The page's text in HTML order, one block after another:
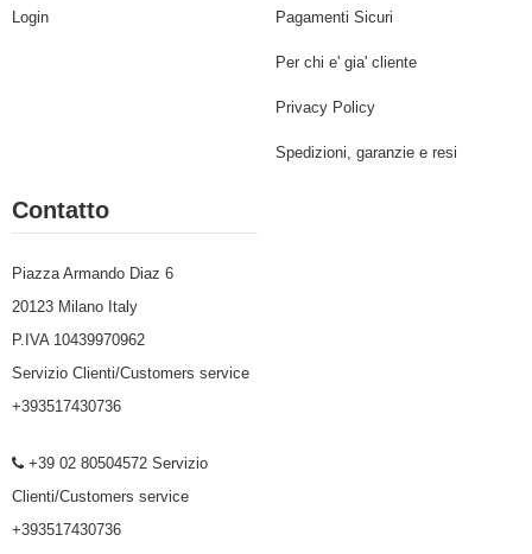
Login Pagamenti Sicuri
Per chi e' gia' cliente
Privacy Policy
Spedizioni, garanzie e resi
Contatto
Piazza Armando Diaz 6
20123 Milano Italy
P.IVA 10439970962
Servizio Clienti/Customers service
+393517430736
+39 02 80504572 Servizio
Clienti/Customers service
+393517430736